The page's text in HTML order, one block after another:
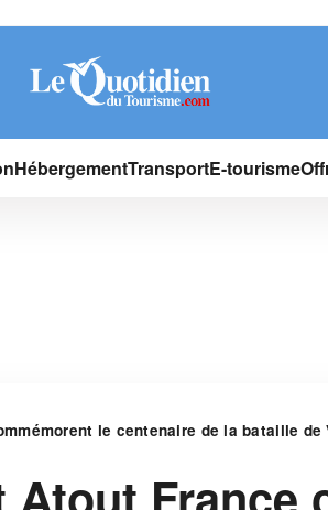
HébergementTransportE-tourisme
le centenaire de la bataille de
Atout France